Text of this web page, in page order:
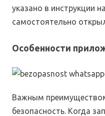
указано в инструкции
самостоятельно
Особенности
Важным
безопасность. Когда